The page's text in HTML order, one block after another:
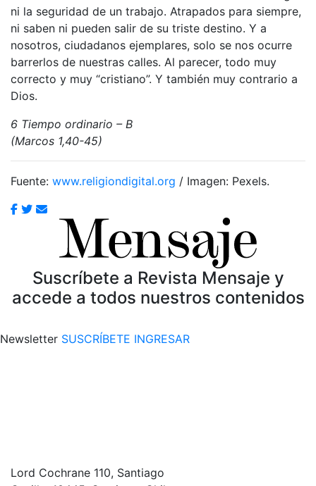
ni la seguridad de un trabajo. Atrapados para siempre,
ni saben ni pueden salir de su triste destino. Y a
nosotros, ciudadanos ejemplares, solo se nos ocurre
barrerlos de nuestras calles. Al parecer, todo muy
correcto y muy “cristiano”. Y también muy contrario a
Dios.
6 Tiempo ordinario – B
(Marcos 1,40-45)
Fuente: www.religiondigital.org / Imagen: Pexels.
Suscríbete a Revista Mensaje y
accede a todos nuestros contenidos
Newsletter SUSCRÍBETE INGRESAR
Lord Cochrane 110, Santiago